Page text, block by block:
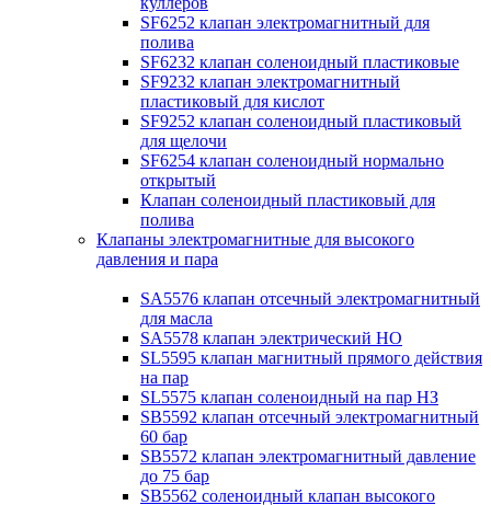
SF6252 клапан электромагнитный для
полива
SF6232 клапан соленоидный пластиковые
SF9232 клапан электромагнитный
пластиковый для кислот
SF9252 клапан соленоидный пластиковый
для щелочи
SF6254 клапан соленоидный нормально
открытый
Клапан соленоидный пластиковый для
полива
Клапаны электромагнитные для высокого
давления и пара
SA5576 клапан отсечный электромагнитный
для масла
SA5578 клапан электрический НО
SL5595 клапан магнитный прямого действия
на пар
SL5575 клапан соленоидный на пар НЗ
SB5592 клапан отсечный электромагнитный
60 бар
SB5572 клапан электромагнитный давление
до 75 бар
SB5562 соленоидный клапан высокого